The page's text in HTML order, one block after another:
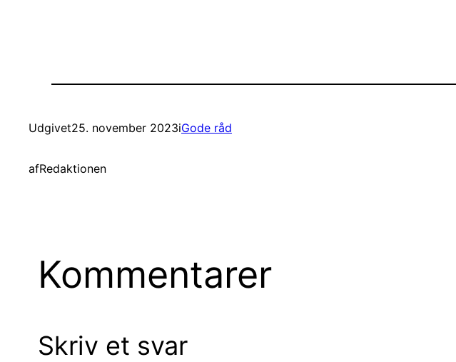
Udgivet25. november 2023iGode råd
afRedaktionen
Kommentarer
Skriv et svar